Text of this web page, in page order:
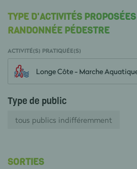
TYPE D'ACTIVITÉS
RANDONNÉE PÉDESTRE
ACTIVITÉ(S) PRATIQUÉE(S)
Longe Côte - Marche
Type de public
tous publics indifféremment
SORTIES